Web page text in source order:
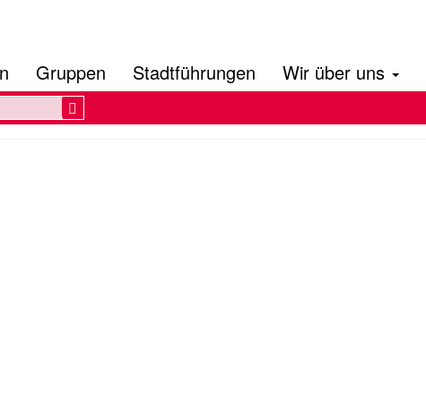
Gruppen Stadtführungen Wir über uns
Search